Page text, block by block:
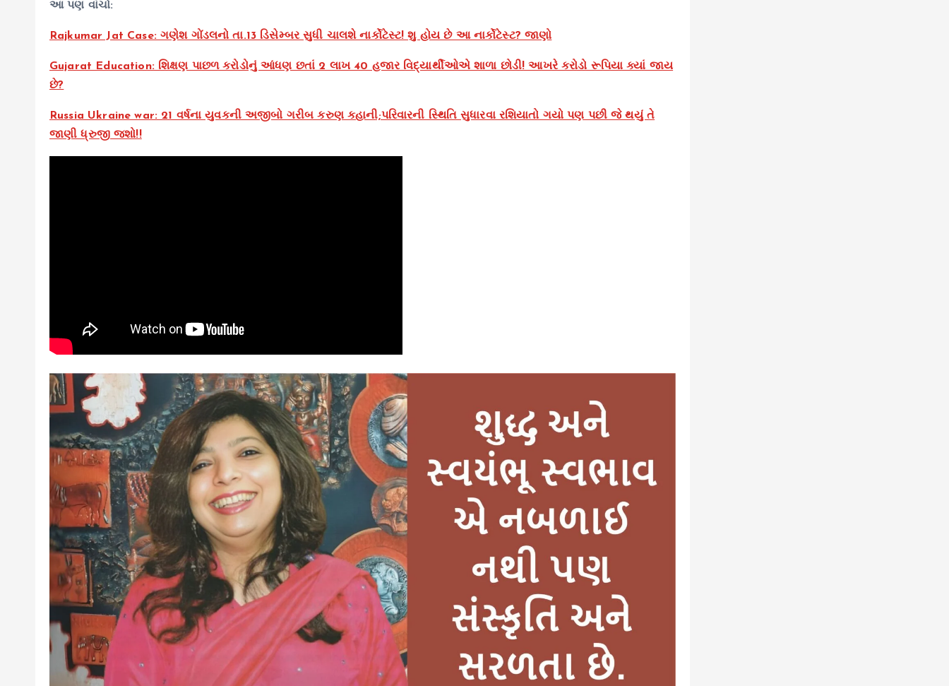
આ પણ વાંચો:
Rajkumar Jat Case: ગણેશ ગોંડલનો તા.13 ડિસેમ્બર સુધી ચાલશે નાર્કોટેસ્ટ! શુ હોય છે આ નાર્કોટેસ્ટ? જાણો
Gujarat Education: શિક્ષણ પાછળ કરોડોનું આંધણ છતાં 2 લાખ 40 હજાર વિદ્યાર્થીઓએ શાળા છોડી! આખરે કરોડો રૂપિયા ક્યાં જાય
છે?
Russia Ukraine war: 21 વર્ષના યુવકની અજીબો ગરીબ કરુણ કહાની;પરિવારની સ્થિતિ સુધારવા રશિયાતો ગયો પણ પછી જે થયું તે
જાણી ધ્રુજી જશો!!